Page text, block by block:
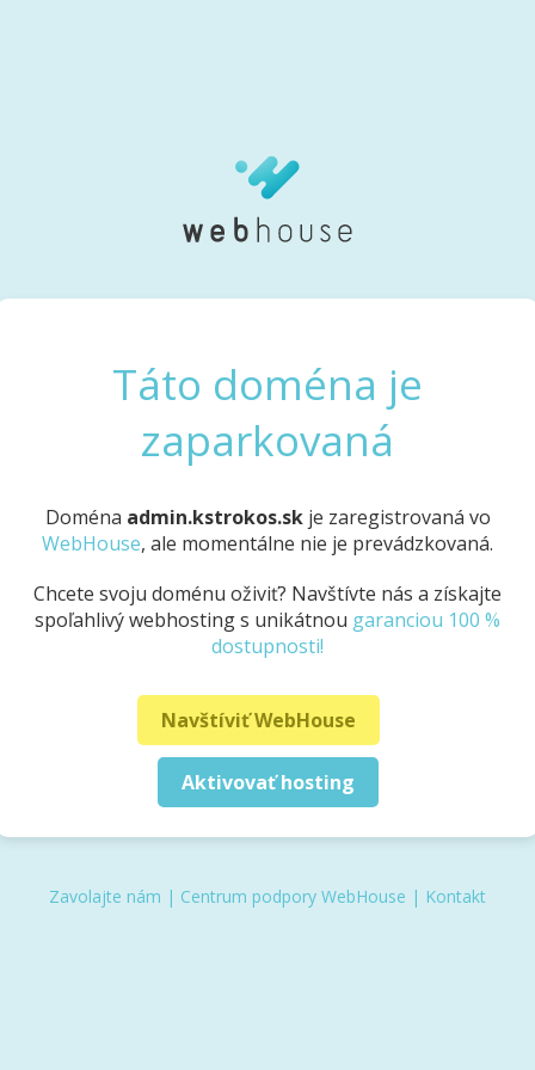
Táto doména je
zaparkovaná
Doména admin.kstrokos.skje zaregistrovaná vo
WebHouse, ale momentálne nie je prevádzkovaná.
Chcete svoju doménu oživiť? Navštívte nás a získajte
spoľahlivý webhosting s unikátnou garanciou 100 %
dostupnosti!
Navštíviť WebHouse
Aktivovať hosting
Zavolajte nám | Centrum podpory WebHouse | Kontakt